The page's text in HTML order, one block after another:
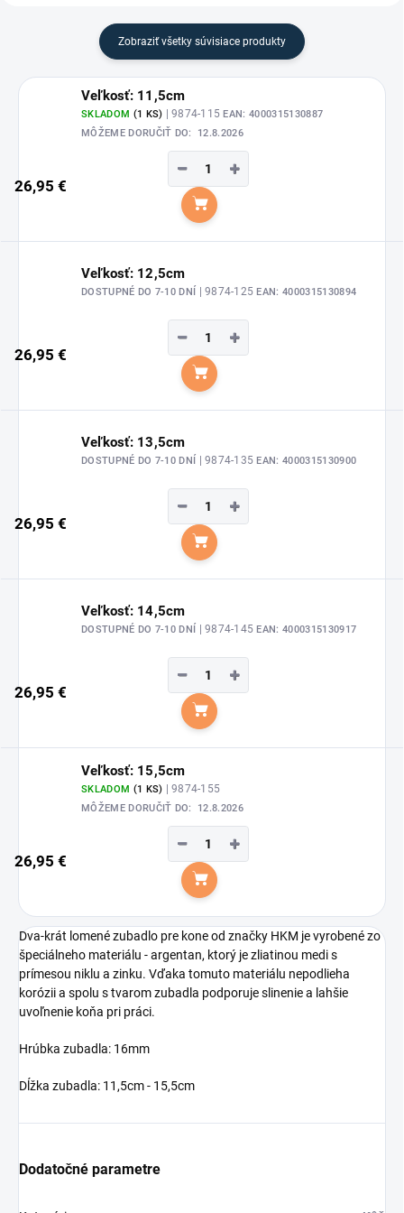
Zobraziť všetky súvisiace produkty
Veľkosť: 11,5cm
SKLADOM (1 KS) | 9874-115EAN: 4000315130887
MÔŽEME DORUČIŤ DO:
12.8.2026
26,95 €
+
−
Do košíka
Veľkosť: 12,5cm
DOSTUPNÉ DO 7-10 DNÍ | 9874-125EAN: 4000315130894
26,95 €
+
−
Do košíka
Veľkosť: 13,5cm
DOSTUPNÉ DO 7-10 DNÍ | 9874-135EAN: 4000315130900
26,95 €
+
−
Do košíka
Veľkosť: 14,5cm
DOSTUPNÉ DO 7-10 DNÍ | 9874-145EAN: 4000315130917
26,95 €
+
−
Do košíka
Veľkosť: 15,5cm
SKLADOM (1 KS) | 9874-155
MÔŽEME DORUČIŤ DO: 12.8.2026
26,95 €
+
−
Do košíka
Dva-krát lomené zubadlo pre kone od značky HKM je vyrobené zo
špeciálneho materiálu - argentan, ktorý je zliatinou medi s
prímesou niklu a zinku. Vďaka tomuto materiálu nepodlieha
korózii a spolu s tvarom zubadla podporuje slinenie a lahšie
uvoľnenie koňa pri práci.
Hrúbka zubadla: 16mm
Dĺžka zubadla: 11,5cm - 15,5cm
Dodatočné parametre